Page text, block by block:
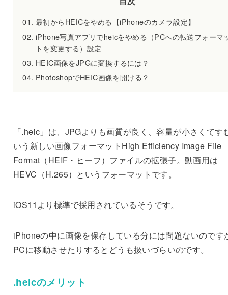
最初からHEICをやめる【iPhoneのカメラ設定】
iPhone写真アプリでheicをやめる（PCへの転送フォーマ
トを変更する）設定
HEIC画像をJPGに変換するには？
PhotoshopでHEIC画像を開ける？
「.heic」は、JPGよりも画質が良く、容量が小さくてす
いう新しい画像フォーマットHigh Efficiency Image File
Format（HEIF・ヒーフ）ファイルの拡張子。動画用は
HEVC（H.265）というフォーマットです。
iOS11より標準で採用されているそうです。
iPhoneの中に画像を保存している分には問題ないのです
PCに移動させたりするとどうも扱いづらいのです。
.heicのメリット